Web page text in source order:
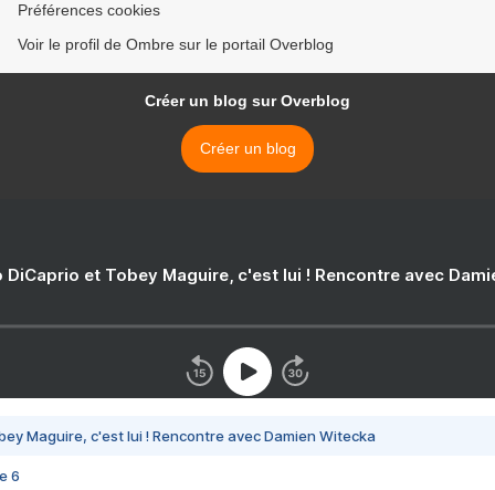
Préférences cookies
Voir le profil de Ombre sur le portail Overblog
Créer un blog sur Overblog
Créer un blog
DiCaprio et Tobey Maguire, c'est lui ! Rencontre avec
Maguire, c'est lui ! Rencontre avec Damien Witecka
6